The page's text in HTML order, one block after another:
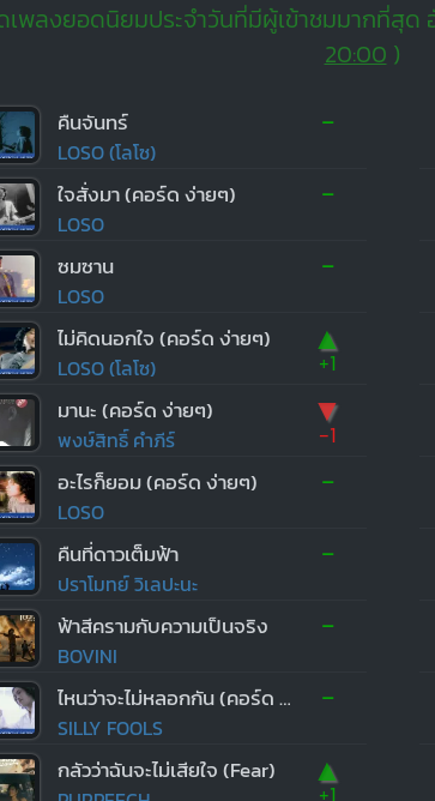
พลงยอดนิยมประจำวันที่มีผู้เข้าชมมากที่สุด
20:00 )
คืนจันทร์
LOSO (โลโซ)
-
ใจสั่งมา (คอร์ด ง่ายๆ)
LOSO
-
ซมซาน
LOSO
-
ไม่คิดนอกใจ (คอร์ด ง่ายๆ)
LOSO (โลโซ)
▲
+1
มานะ (คอร์ด ง่ายๆ)
พงษ์สิทธิ์ คำภีร์
▼
-1
อะไรก็ยอม (คอร์ด ง่ายๆ)
LOSO
-
คืนที่ดาวเต็มฟ้า
ปราโมทย์ วิเลปะนะ
-
ฟ้าสีครามกับความเป็นจริง
BOVINI
-
ไหนว่าจะไม่หลอกกัน (คอร์ด ง่ายๆ)
SILLY FOOLS
-
กลัวว่าฉันจะไม่เสียใจ (Fear) ▲